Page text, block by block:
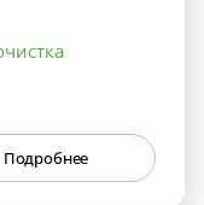
Подробнее